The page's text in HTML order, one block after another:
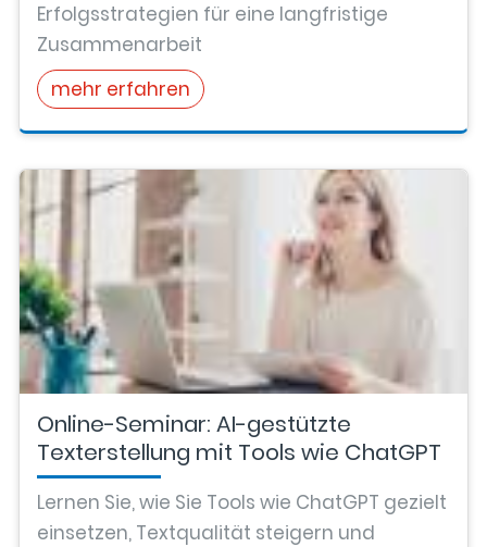
Erfolgsstrategien für eine langfristige
Zusammenarbeit
mehr erfahren
Online-Seminar: AI-gestützte
Texterstellung mit Tools wie ChatGPT
Lernen Sie, wie Sie Tools wie ChatGPT gezielt
einsetzen, Textqualität steigern und